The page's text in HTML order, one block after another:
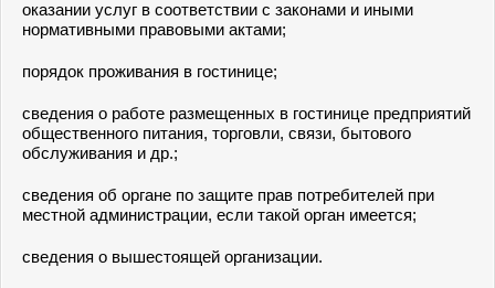
оказании услуг в соответствии с законами и иными
нормативными правовыми актами;
порядок проживания в гостинице;
сведения о работе размещенных в гостинице предприятий
общественного питания, торговли, связи, бытового
обслуживания и др.;
сведения об органе по защите прав потребителей при
местной администрации, если такой орган имеется;
сведения о вышестоящей организации.